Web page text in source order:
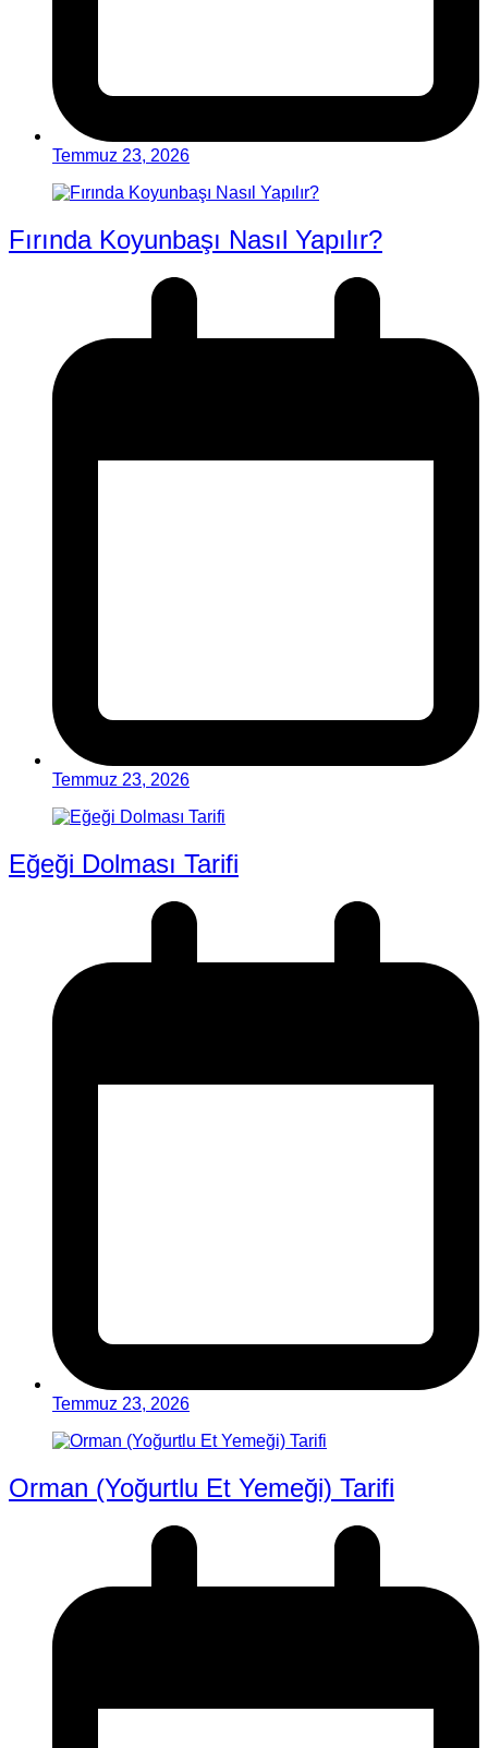
Temmuz 23, 2026
Fırında Koyunbaşı Nasıl Yapılır?
Temmuz 23, 2026
Eğeği Dolması Tarifi
Temmuz 23, 2026
Orman (Yoğurtlu Et Yemeği) Tarifi